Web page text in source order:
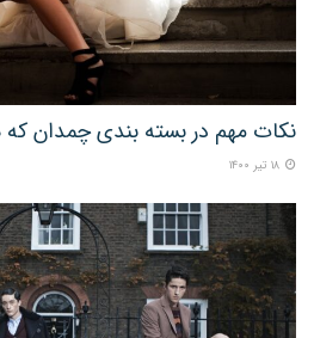
نکات مهم در بسته بندی چمدان که